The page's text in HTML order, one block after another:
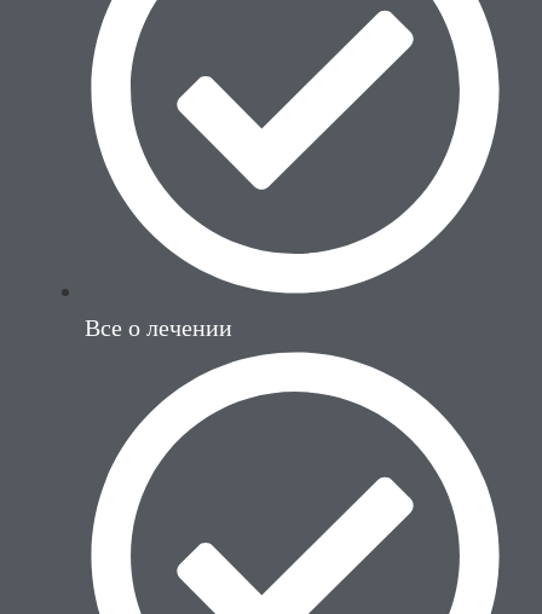
Все о лечении